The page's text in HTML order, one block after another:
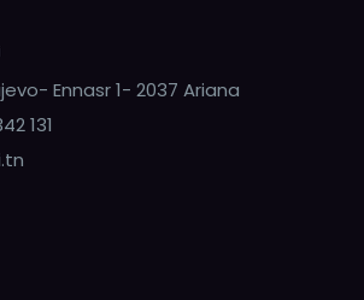
Ennasr 1- 2037 Ariana
131